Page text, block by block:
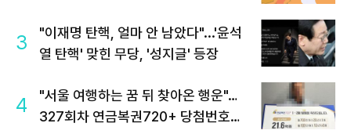
3
"이재명 탄핵, 얼마 안 남았다"...'윤석
열 탄핵' 맞힌 무당, '성지글' 등장
4
"서울 여행하는 꿈 뒤 찾아온 행운"…
327회차 연금복권720+ 당첨번호조